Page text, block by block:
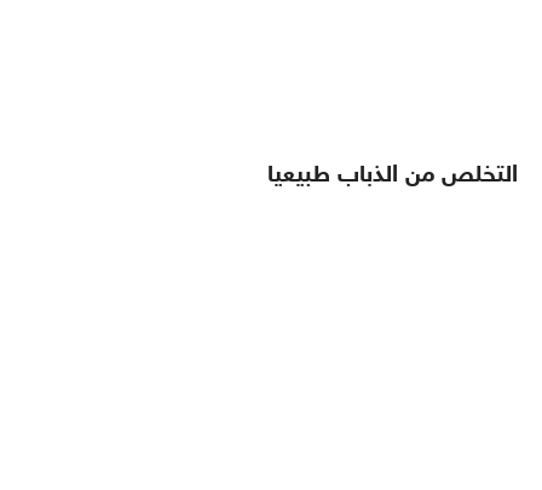
التخلص من الذباب طبيعيا